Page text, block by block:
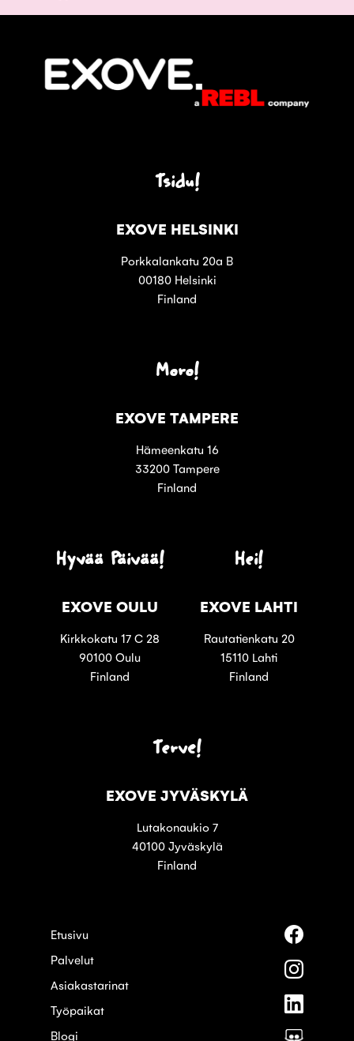
Tsidu!
EXOVE HELSINKI
Porkkalankatu 20a B
00180 Helsinki
Finland
Moro!
EXOVE TAMPERE
Hämeenkatu 16
33200 Tampere
Finland
Hyvää Päivää!
EXOVE OULU
Kirkkokatu 17 C 28
90100 Oulu
Finland
Hei!
EXOVE LAHTI
Rautatienkatu 20
15110 Lahti
Finland
Terve!
EXOVE JYVÄSKYLÄ
Lutakonaukio 7
40100 Jyväskylä
Finland
Etusivu
Palvelut
Asiakastarinat
Työpaikat
Blogi